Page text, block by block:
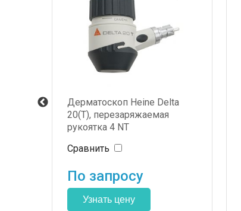
Дерматоскоп Heine Delta
20(T), перезаряжаемая
рукоятка 4 NT
Сравнить
По запросу